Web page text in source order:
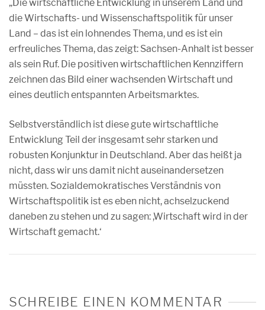
„Die wirtschaftliche Entwicklung in unserem Land und
die Wirtschafts- und Wissenschaftspolitik für unser
Land – das ist ein lohnendes Thema, und es ist ein
erfreuliches Thema, das zeigt: Sachsen-Anhalt ist besser
als sein Ruf. Die positiven wirtschaftlichen Kennziffern
zeichnen das Bild einer wachsenden Wirtschaft und
eines deutlich entspannten Arbeitsmarktes.
Selbstverständlich ist diese gute wirtschaftliche
Entwicklung Teil der insgesamt sehr starken und
robusten Konjunktur in Deutschland. Aber das heißt ja
nicht, dass wir uns damit nicht auseinandersetzen
müssten. Sozialdemokratisches Verständnis von
Wirtschaftspolitik ist es eben nicht, achselzuckend
daneben zu stehen und zu sagen: ,Wirtschaft wird in der
Wirtschaft gemacht.‘
SCHREIBE EINEN KOMMENTAR